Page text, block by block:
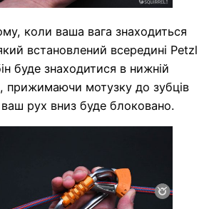
коли ваша вага знаходиться
встановлений всередині Petzl
буде знаходитися в нижній
прижимаючи мотузку до зубців
рух вниз буде блоковано.